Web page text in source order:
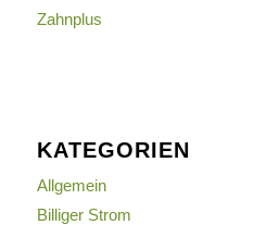
Zahnplus
KATEGORIEN
Allgemein
Billiger Strom